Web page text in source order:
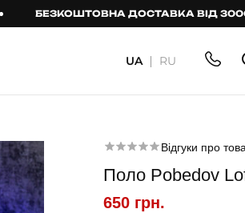
БЕЗКОШТОВНА ДОСТАВКА ВІД 3000 ГРН.
шорти
Шорти
UA RU
Відгуки про
Поло Pobedov
650 грн.